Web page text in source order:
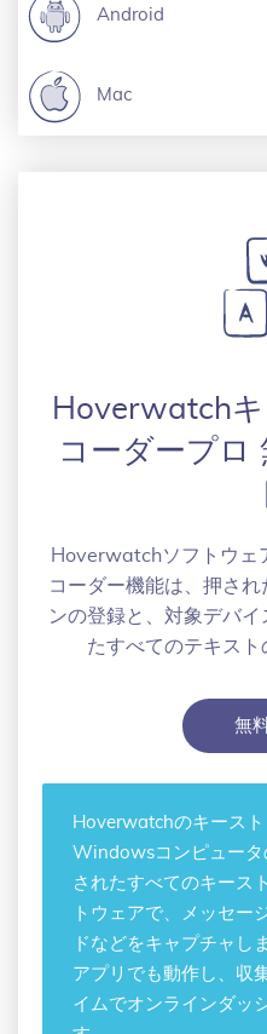
Android
Mac
Hoverwatch
コーダープロ
Hoverwatchソフトウェ
コーダー機能は、押さ
ンの登録と、対象デバ
たすべてのテキス
無
Hoverwatchのキース
Windowsコンピュータ
されたすべてのキース
トウェアで、メッセー
ドなどをキャプチャし
アプリでも動作し、収
イムでオンラインダッ